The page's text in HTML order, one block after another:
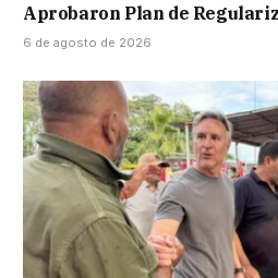
Aprobaron Plan de
6 de agosto de 2026